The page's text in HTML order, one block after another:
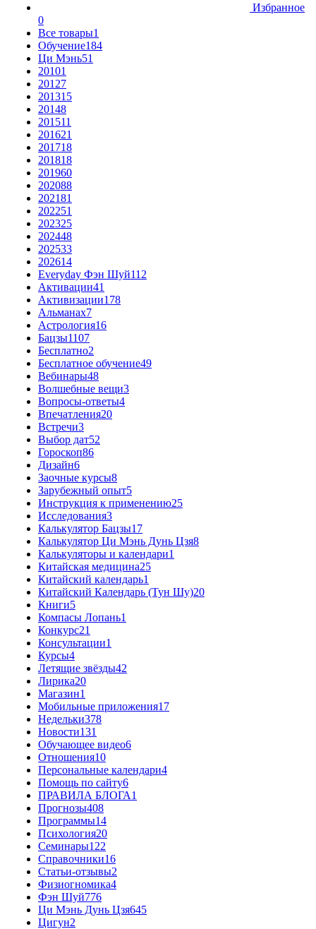
Избранное
0
Все товары1
Обучение184
Ци Мэнь51
20101
20127
201315
20148
201511
201621
201718
201818
201960
202088
202181
202251
202325
202448
202533
202614
Everyday Фэн Шуй112
Активации41
Активизации178
Альманах7
Астрология16
Бацзы1107
Бесплатно2
Бесплатное обучение49
Вебинары48
Волшебные вещи3
Вопросы-ответы4
Впечатления20
Встречи3
Выбор дат52
Гороскоп86
Дизайн6
Заочные курсы8
Зарубежный опыт5
Инструкция к применению25
Исследования3
Калькулятор Бацзы17
Калькулятор Ци Мэнь Дунь Цзя8
Калькуляторы и календари1
Китайская медицина25
Китайский календарь1
Китайский Календарь (Тун Шу)20
Книги5
Компасы Лопань1
Конкурс21
Консультации1
Курсы4
Летящие звёзды42
Лирика20
Магазин1
Мобильные приложения17
Недельки378
Новости131
Обучающее видео6
Отношения10
Персональные календари4
Помощь по сайту6
ПРАВИЛА БЛОГА1
Прогнозы408
Программы14
Психология20
Семинары122
Справочники16
Статьи-отзывы2
Физиогномика4
Фэн Шуй776
Ци Мэнь Дунь Цзя645
Цигун2